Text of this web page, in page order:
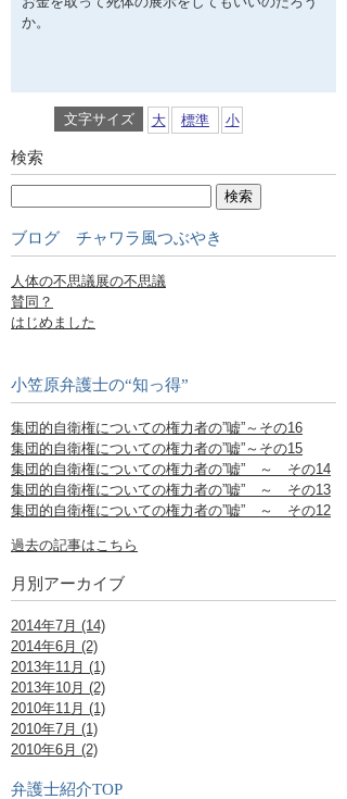
か。
文字サイズ 大 標準 小
検索
ブログ チャワラ風つぶやき
人体の不思議展の不思議
賛同？
はじめました
小笠原弁護士の“知っ得”
集団的自衛権についての権力者の”嘘”～その16
集団的自衛権についての権力者の”嘘”～その15
集団的自衛権についての権力者の”嘘” ～ その14
集団的自衛権についての権力者の”嘘” ～ その13
集団的自衛権についての権力者の”嘘” ～ その12
過去の記事はこちら
月別アーカイブ
2014年7月 (14)
2014年6月 (2)
2013年11月 (1)
2013年10月 (2)
2010年11月 (1)
2010年7月 (1)
2010年6月 (2)
弁護士紹介TOP